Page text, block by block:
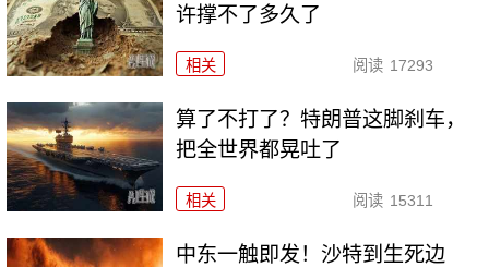
许撑不了多久了
相关 阅读 17293
算了不打了？特朗普这脚刹车，
把全世界都晃吐了
相关 阅读 15311
中东一触即发！沙特到生死边